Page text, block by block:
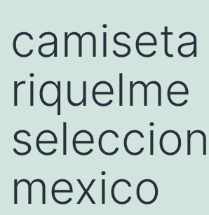
camiseta
riquelme
seleccion
mexico